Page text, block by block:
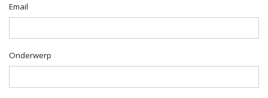
Email
Onderwerp